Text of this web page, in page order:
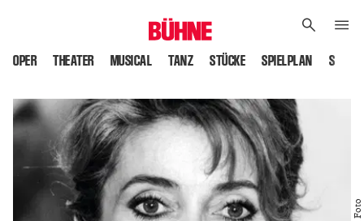
OPER THEATER MUSICAL TANZ STÜCKE SPIELPLAN